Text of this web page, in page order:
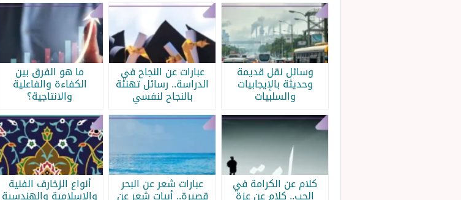
وسائل نقل قديمة
وحديثة بالإيجابيات
والسلبيات
عبارات عن النجاح في
الدراسة.. رسائل تهنئة
بالنجاح لنفسي
ما هو الفرق بين
الكفاءة والفاعلية
والانتاجية؟
كلام عن الكرامة في
الحب.. كلام عن عزة
عبارات شعر عن البحر
قصيرة.. أبيات شعر عن
أنواع الزخارف الفنية
والإسلامية والهندسية